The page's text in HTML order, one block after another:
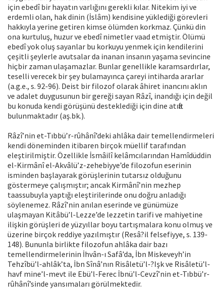
için ebedî bir hayatın varlığını gerekli kılar. Nitekim iyi ve
erdemli olan, hak dinin (İslâm) kendisine yüklediği görevleri
hakkıyla yerine getiren kimse ölümden korkmaz. Çünkü din
ona kurtuluş, huzur ve ebedî nimetler vaad etmiştir. Ölümü
ebedî yok oluş sayanlar bu korkuyu yenmek için kendilerini
çeşitli şeylerle avutsalar da inanan insanın yaşama sevincine
hiçbir zaman ulaşamazlar. Bunlar genellikle karamsardırlar,
teselli verecek bir şey bulamayınca çareyi intiharda ararlar
(a.g.e., s. 92-96). Deist bir filozof olarak âhiret inancını aklın
ve adalet duygusunun bir gereği sayan Râzî, inandığı için değil
bu konuda kendi görüşünü desteklediği için dine atıfta
bulunmaktadır (aş.bk.).
Râzî’nin et-Tıbbü’r-rûhânî’deki ahlâka dair temellendirmeleri
kendi döneminden itibaren birçok müellif tarafından
eleştirilmiştir. Özellikle İsmâilî kelâmcılarından Hamîdüddin
el-Kirmânî el-Akvâlü’z-zehebiyye’de filozofun eserinin
isminden başlayarak görüşlerinin tutarsız olduğunu
göstermeye çalışmıştır; ancak Kirmânî’nin mezhep
taassubuyla yaptığı eleştirilerinde onu doğru anladığı
söylenemez. Râzî’nin anılan eserinde ve günümüze
ulaşmayan Kitâbü’l-Lezze’de lezzetin tarifi ve mahiyetine
ilişkin görüşleri de yüzyıllar boyu tartışmalara konu olmuş ve
üzerine birçok reddiye yazılmıştır (Resâ?il felsefiyye, s. 139-
148). Bununla birlikte filozofun ahlâka dair bazı
temellendirmelerinin İhvân-ı Safâ’da, İbn Miskeveyh’in
Tehzîbü’l-ahlâk’ta, İbn Sînâ’nın Risâletü’l-?Işk ve Risâletü’l-
havf mine’l-mevt ile Ebü’l-Ferec İbnü’l-Cevzî’nin et-Tıbbü’r-
rûhânî’sinde yansımaları görülmektedir.